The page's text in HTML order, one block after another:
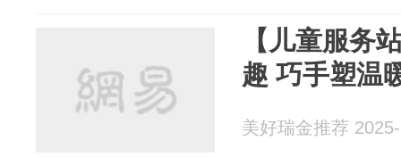
【儿童服务
趣 巧手塑温
美好瑞金推荐